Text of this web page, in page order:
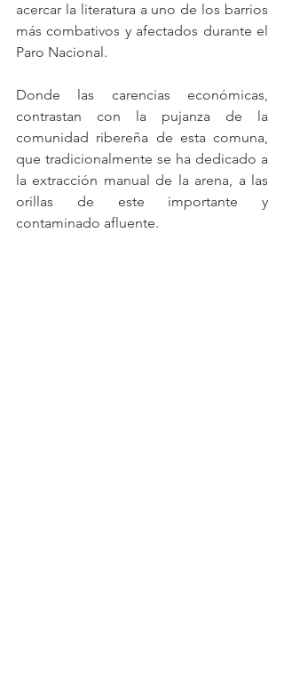
acercar la literatura a uno de los barrios
más combativos y afectados durante el
Paro Nacional.
Donde las carencias económicas,
contrastan con la pujanza de la
comunidad ribereña de esta comuna,
que tradicionalmente se ha dedicado a
la extracción manual de la arena, a las
orillas de este importante y
contaminado afluente.